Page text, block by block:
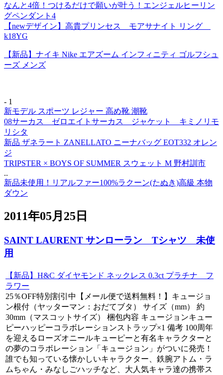
なんと4倍！つけるだけで願いが叶う！エンジェルヒーリン
グペンダント4
【newデザイン】高貴プリンセス モアサナイト リング
k18YG
【新品】ナイキ Nike エアズーム インフィニティ ゴルフシュ
ーズ メンズ
- 1
新モデル スポーツ レジャー 高め靴 潮靴
08サーカス ゼロエイトサーカス ジャケット キミノリモ
リシタ
新品 ザネラート ZANELLATO ニーナバッグ EOT332 オレン
ジ
TRIPSTER × BOYS OF SUMMER スウェット M 野村訓市
..
新品未使用！リアルファー100%ラクーン(たぬき)高級 本物
ダウン
2011年05月25日
SAINT LAURENT サンローラン Tシャツ 未使
用
【新品】H&C ダイヤモンド ネックレス 0.3ct プラチナ フ
ラワー
25％OFF特別割引中【メール便で送料無料！】キュージョ
ン根付（ヤッターマン：おだてブタ） サイズ（mm） 約
30mm（マスコットサイズ） 梱包内容 キュージョンキュー
ピーハッピーコラボレーションストラップ×1 備考 100周年
を迎えるローズオニールキューピーと有名キャラクターと
の夢のコラボレーション「キュージョン」がついに発売！
誰でも知っている懐かしいキャラクター、鉄腕アトム・ラ
ムちゃん・みなしごハッチなど、大人気キャラ達の携帯ス